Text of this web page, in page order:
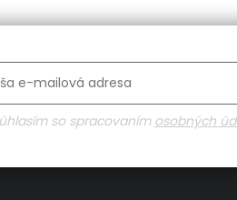
so spracovanímosobných